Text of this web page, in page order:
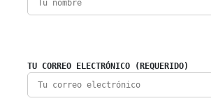
TU CORREO ELECTRÓNICO (REQUERIDO)